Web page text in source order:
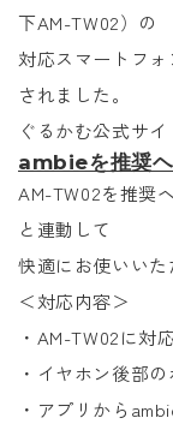
下AM-TW02）の
対応スマートフ
されました。
ぐるかむ公式サイ
ambieを推奨ヘ
AM-TW02を推奨
と連動して
快適にお使いいた
＜対応内容＞
・AM-TW02に対
・イヤホン後部
・アプリから